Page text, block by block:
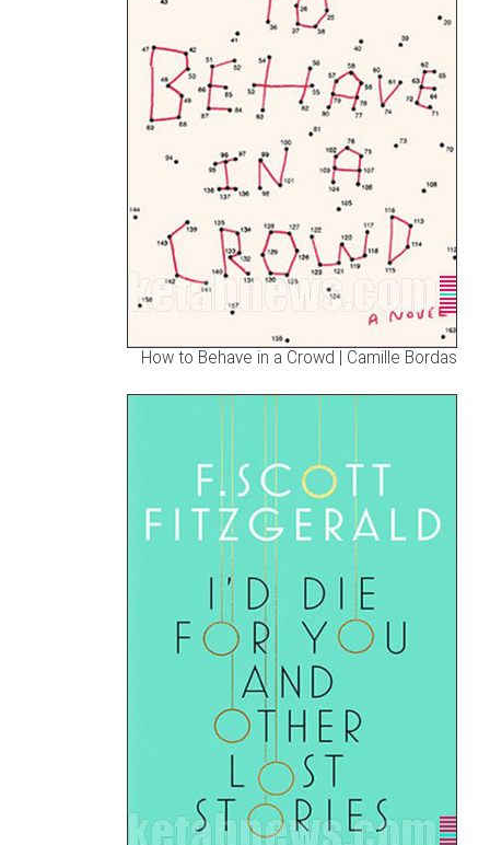
How to Behave in a Crowd | Camille Bordas